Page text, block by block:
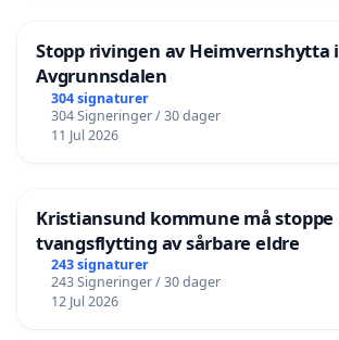
Stopp rivingen av Heimvernshytta i
Avgrunnsdalen
304 signaturer
304 Signeringer / 30 dager
11 Jul 2026
Kristiansund kommune må stoppe
tvangsflytting av sårbare eldre
243 signaturer
243 Signeringer / 30 dager
12 Jul 2026